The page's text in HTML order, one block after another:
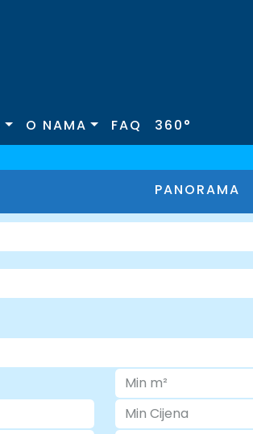
O NAMA FAQ 360°
PANORAMA